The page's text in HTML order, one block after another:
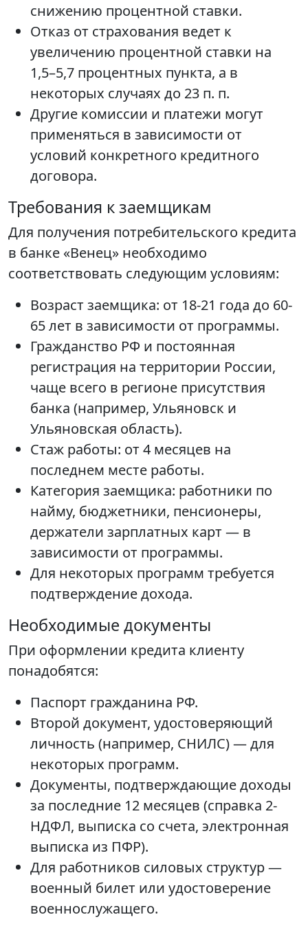
снижению процентной ставки.
Отказ от страхования ведет к
увеличению процентной ставки на
1,5–5,7 процентных пункта, а в
некоторых случаях до 23 п. п.
Другие комиссии и платежи могут
применяться в зависимости от
условий конкретного кредитного
договора.
Требования к заемщикам
Для получения потребительского кредита
в банке «Венец» необходимо
соответствовать следующим условиям:
Возраст заемщика: от 18-21 года до 60-
65 лет в зависимости от программы.
Гражданство РФ и постоянная
регистрация на территории России,
чаще всего в регионе присутствия
банка (например, Ульяновск и
Ульяновская область).
Стаж работы: от 4 месяцев на
последнем месте работы.
Категория заемщика: работники по
найму, бюджетники, пенсионеры,
держатели зарплатных карт — в
зависимости от программы.
Для некоторых программ требуется
подтверждение дохода.
Необходимые документы
При оформлении кредита клиенту
понадобятся:
Паспорт гражданина РФ.
Второй документ, удостоверяющий
личность (например, СНИЛС) — для
некоторых программ.
Документы, подтверждающие доходы
за последние 12 месяцев (справка 2-
НДФЛ, выписка со счета, электронная
выписка из ПФР).
Для работников силовых структур —
военный билет или удостоверение
военнослужащего.